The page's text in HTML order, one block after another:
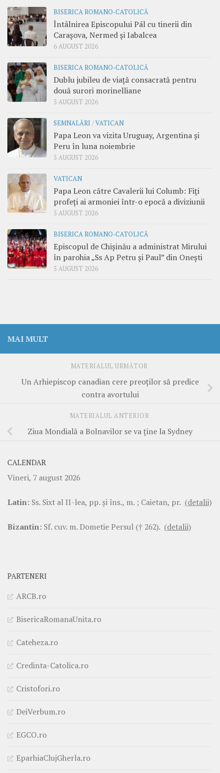
BISERICA ROMANO-CATOLICĂ
Întâlnirea Episcopului Pál cu tinerii din
Carașova, Nermed și Iabalcea
6 AUGUST 2026
BISERICA ROMANO-CATOLICĂ
Dublu jubileu de viață consacrată pentru
două surori morinelliane
5 AUGUST 2026
SEMNALĂRI /VATICAN
Papa Leon va vizita Uruguay, Argentina și
Peru în luna noiembrie
5 AUGUST 2026
VATICAN
Papa Leon către Cavalerii lui Columb: Fiți
profeți ai armoniei într-o epocă a diviziunii
5 AUGUST 2026
BISERICA ROMANO-CATOLICĂ
Episcopul de Chișinău a administrat Mirului
în parohia „Ss Ap Petru și Paul” din Onești
5 AUGUST 2026
MAI MULT
MATERIALUL URMĂTOR
Un Arhiepiscop canadian cere preoţilor să predice
contra avortului
MATERIALUL ANTERIOR
Ziua Mondială a Bolnavilor se va ţine la Sydney
CALENDAR
Vineri, 7 august 2026
Latin: Ss. Sixt al II-lea, pp. şi îns., m. ; Caietan, pr. (detalii)
Bizantin: Sf. cuv. m. Dometie Persul († 262). (detalii)
PARTENERI
ARCB.ro
BisericaRomanaUnita.ro
Cateheza.ro
Credinta-Catolica.ro
Cristofori.ro
DeiVerbum.ro
EGCO.ro
EparhiaClujGherla.ro